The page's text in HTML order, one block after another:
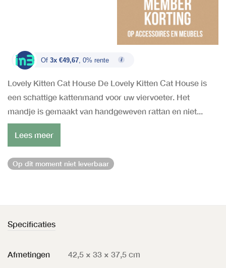
Of 3x €49,67 , 0% rente
Lovely Kitten Cat House De Lovely Kitten Cat House is
een schattige kattenmand voor uw viervoeter. Het
mandje is gemaakt van handgeweven rattan en niet...
Lees meer
Op dit moment niet leverbaar
Specificaties
Afmetingen 42,5 × 33 × 37,5 cm